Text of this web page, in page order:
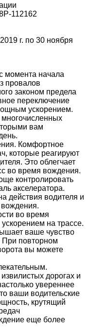
112162
г. по 30 ноября
момента начала
провалов
законом предела
переключение
ускорением.
вам
Комфортное
которые реагируют
Это облегчает
во время вождения.
контролировать
акселератора.
действия водителя и
вождения.
во время
на трассе.
ваше чувство
При повторном
вы можете
дорогах и
увереннее
ваши водительские
крутящий
еще более